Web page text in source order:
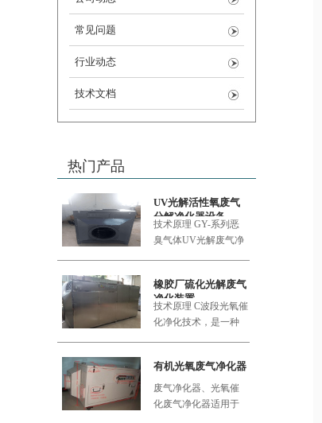
常见问题
行业动态
技术文档
热门产品
UV光解活性氧废气
分解净化器设备
技术原理 GY-系列恶
臭气体UV光解废气净
橡胶厂硫化光解废气
净化装置
技术原理 C波段光氧催
化净化技术，是一种
有机光氧废气净化器
废气净化器、光氧催
化废气净化器适用于